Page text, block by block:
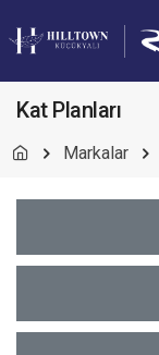
Kat Planları
Markalar